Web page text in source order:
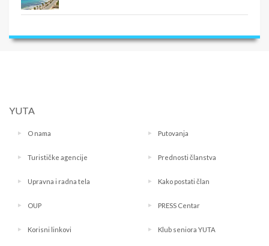
YUTA
O nama Putovanja
Turističke agencije Prednosti članstva
Upravna i radna tela Kako postati član
OUP PRESS Centar
Korisni linkovi Klub seniora YUTA